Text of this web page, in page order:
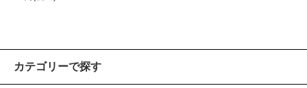
カテゴリーで探す